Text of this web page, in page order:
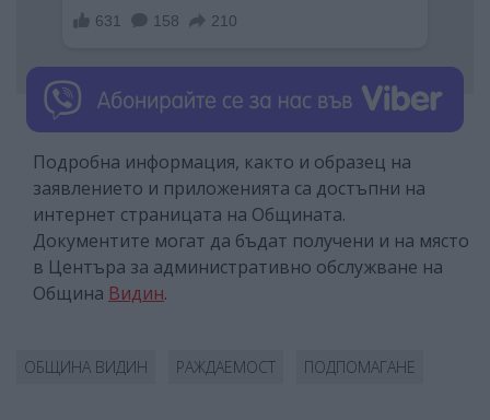
Подробна информация, както и образец на
заявлението и приложенията са достъпни на
интернет страницата на Общината.
Документите могат да бъдат получени и на място
в Центъра за административно обслужване на
Община Видин.
ОБЩИНА ВИДИН РАЖДАЕМОСТ ПОДПОМАГАНЕ